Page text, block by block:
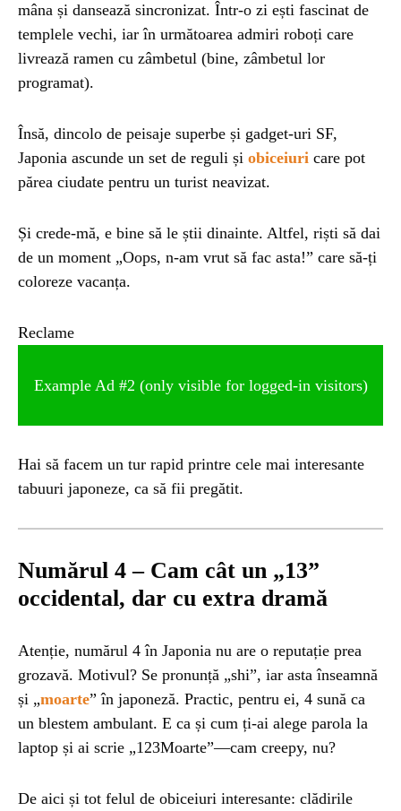
mâna și dansează sincronizat. Într-o zi ești fascinat de
templele vechi, iar în următoarea admiri roboți care
livrează ramen cu zâmbetul (bine, zâmbetul lor
programat).
Însă, dincolo de peisaje superbe și gadget-uri SF,
Japonia ascunde un set de reguli și obiceiuri care pot
părea ciudate pentru un turist neavizat.
Și crede-mă, e bine să le știi dinainte. Altfel, riști să dai
de un moment „Oops, n-am vrut să fac asta!” care să-ți
coloreze vacanța.
Reclame
Example Ad #2 (only visible for logged-in visitors)
Hai să facem un tur rapid printre cele mai interesante
tabuuri japoneze, ca să fii pregătit.
Numărul 4 – Cam cât un „13”
occidental, dar cu extra dramă
Atenție, numărul 4 în Japonia nu are o reputație prea
grozavă. Motivul? Se pronunță „shi”, iar asta înseamnă
și „moarte” în japoneză. Practic, pentru ei, 4 sună ca
un blestem ambulant. E ca și cum ți-ai alege parola la
laptop și ai scrie „123Moarte”—cam creepy, nu?
De aici și tot felul de obiceiuri interesante: clădirile
BLOG 2 years ago
Seriale turcesti:Top 5 cele mai bune seriale
Espressor paduri Senseo blocat?Afla cum îl
poti debloca
Ai simțit vreodată deja-vu? Află de ce se
întâmplă